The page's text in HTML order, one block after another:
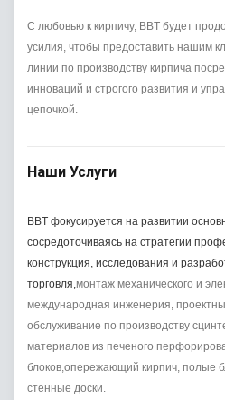
С любовью к кирпичу, BBT будет
усилия, чтобы предоставить нашим
линии по производству кирпича
инноваций и строгого развития и
цепочкой.
Наши Услуги
BBT фокусируется на развитии
сосредоточиваясь на стратегии
конструкция, исследования и
торговля,монтаж механического и
международная инженерия,
обслуживание по производству
материалов из печеного
блоков,опережающий кирпич, полые
стенные доски.